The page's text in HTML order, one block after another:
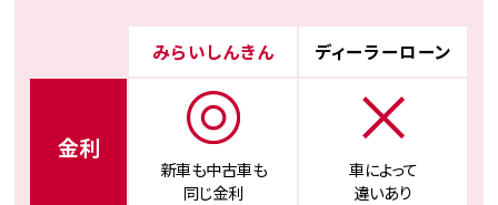
みらいしんきん ディーラーローン
⾦利
新⾞も中古⾞も
同じ⾦利
⾞によって
違いあり